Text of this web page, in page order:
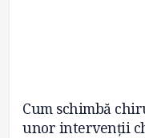
Cum schimbă
unor intervenții